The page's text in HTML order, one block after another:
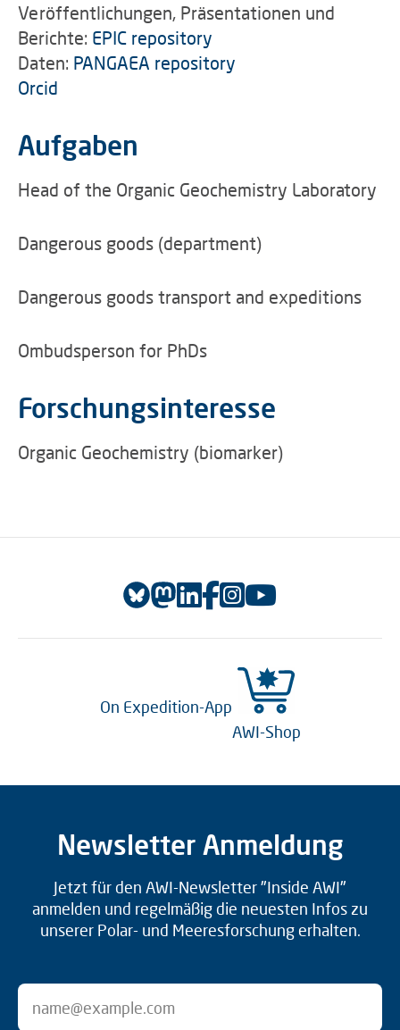
Veröffentlichungen, Präsentationen und
Berichte: EPIC repository
Daten: PANGAEA repository
Orcid
Aufgaben
Head of the Organic Geochemistry Laboratory
Dangerous goods (department)
Dangerous goods transport and expeditions
Ombudsperson for PhDs
Forschungsinteresse
Organic Geochemistry (biomarker)
On Expedition-App
AWI-Shop
Newsletter Anmeldung
Jetzt für den AWI-Newsletter "Inside AWI"
anmelden und regelmäßig die neuesten Infos zu
unserer Polar- und Meeresforschung erhalten.